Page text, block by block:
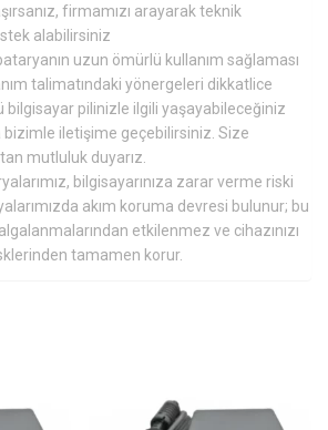
firmamızı arayarak teknik
alabilirsiniz
bataryanın uzun ömürlü kullanım sağlaması
talimatındaki yönergeleri dikkatlice
bilgisayar pilinizle ilgili yaşayabileceğiniz
iletişime geçebilirsiniz. Size
mutluluk duyarız.
bilgisayarınıza zarar verme riski
akım koruma devresi bulunur; bu
etkilenmez ve cihazınızı
tamamen korur.